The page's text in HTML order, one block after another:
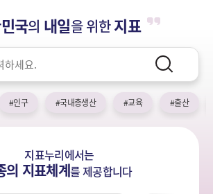
국의 내일을 위한지표
검
색
#인구 #국내총생산 #교육 #출산
지표누리에서는
의 지표체계를제공합니다